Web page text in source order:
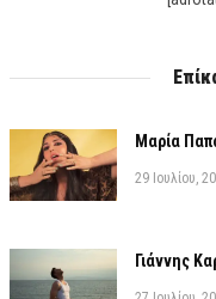
Μαρία
29 Ιουλίου,
Γιάννης